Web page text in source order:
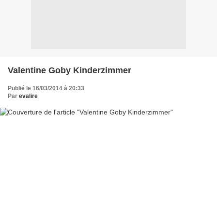
Valentine Goby Kinderzimmer
Publié le 16/03/2014 à 20:33
Par evalire